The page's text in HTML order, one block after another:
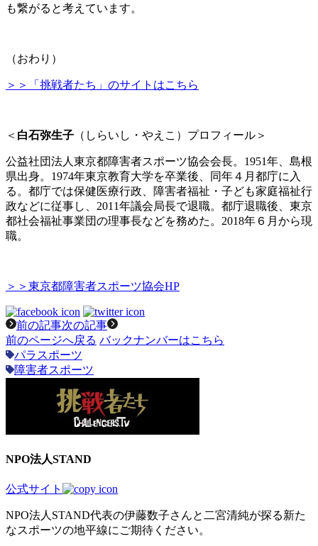
も繋がると考えています。
（おわり）
＞＞「挑戦者たち」のサイトはこちら
＜ 白石弥生子 （しらいし・やえこ）プロフィール＞
公益社団法人東京都障害者スポーツ協会会長。1951年、島根
県出身。1974年東京教育大学を卒業後、同年４月都庁に入
る。都庁では保健医療行政、障害者福祉・子ども家庭福祉行
政などに従事し、2011年議会局長で退職。都庁退職後、東京
都社会福祉事業団の理事長などを務めた。2018年６月から現
職。
＞＞東京都障害者スポーツ協会HP
前の記事次の記事
前のページへ戻る バックナンバーはこちら
パラスポーツ
障害者スポーツ
NPO法人STAND
公式サイト
NPO法人STAND代表の伊藤数子さんと二宮清純が探る新た
なスポーツの地平線にご期待ください。